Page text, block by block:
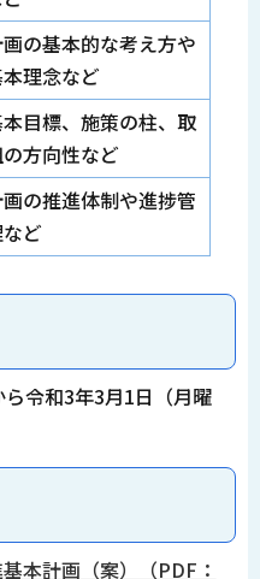
の基本的な考え方や
理念など
目標、施策の柱、取
方向性など
の推進体制や進捗管
ど
令和3年3月1日（月曜
本計画（案）（PDF：